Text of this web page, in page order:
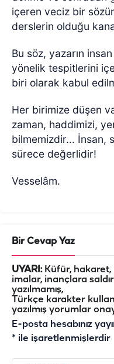
içeren veciz bir
derslerin olduğu
Bu söz, yazarın
yönelik tespitlerini
biri olarak kabul
Her birimize düşen
zaman, haddimizi,
bilmemizdir... İnsan,
sürece değerlidir!
Vesselâm.
Bir Cevap Yaz
UYARI:Küfür, hakaret,
imalar, inançlara
yazılmamış,
Türkçe karakter
yazılmış yorumlar
E-posta hesabınız
* ile işaretlenmişlerdir